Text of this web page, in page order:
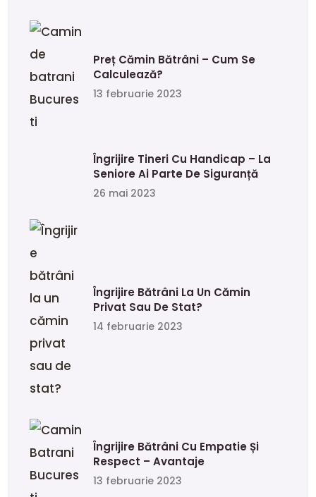
Preț Cămin Bătrâni – Cum Se
Calculează?
13 februarie 2023
Îngrijire Tineri Cu Handicap – La
Seniore Ai Parte De Siguranță
26 mai 2023
Îngrijire Bătrâni La Un Cămin
Privat Sau De Stat?
14 februarie 2023
Îngrijire Bătrâni Cu Empatie Și
Respect – Avantaje
13 februarie 2023